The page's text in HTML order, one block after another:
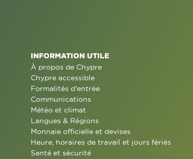
INFORMATION UTILE
À propos de Chypre
Chypre accessible
Formalités d'entrée
Communications
Météo et climat
Langues & Régions
Monnaie officielle et devises
Heure, horaires de travail et jours fériés
Santé et sécurité